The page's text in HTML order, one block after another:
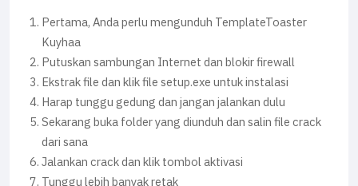
Pertama, Anda perlu mengunduh TemplateToaster
Kuyhaa
Putuskan sambungan Internet dan blokir firewall
Ekstrak file dan klik file setup.exe untuk instalasi
Harap tunggu gedung dan jangan jalankan dulu
Sekarang buka folder yang diunduh dan salin file crack
dari sana
Jalankan crack dan klik tombol aktivasi
Tunggu lebih banyak retak